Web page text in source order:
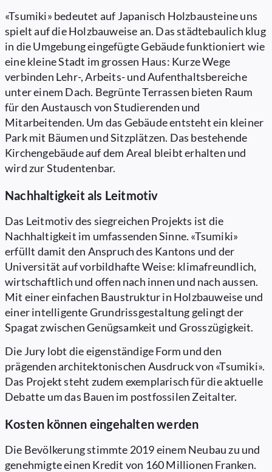
«Tsumiki» bedeutet auf Japanisch Holzbausteine uns
spielt auf die Holzbauweise an. Das städtebaulich klug
in die Umgebung eingefügte Gebäude funktioniert wie
eine kleine Stadt im grossen Haus: Kurze Wege
verbinden Lehr-, Arbeits- und Aufenthaltsbereiche
unter einem Dach. Begrünte Terrassen bieten Raum
für den Austausch von Studierenden und
Mitarbeitenden. Um das Gebäude entsteht ein kleiner
Park mit Bäumen und Sitzplätzen. Das bestehende
Kirchengebäude auf dem Areal bleibt erhalten und
wird zur Studentenbar.
Nachhaltigkeit als Leitmotiv
Das Leitmotiv des siegreichen Projekts ist die
Nachhaltigkeit im umfassenden Sinne. «Tsumiki»
erfüllt damit den Anspruch des Kantons und der
Universität auf vorbildhafte Weise: klimafreundlich,
wirtschaftlich und offen nach innen und nach aussen.
Mit einer einfachen Baustruktur in Holzbauweise und
einer intelligente Grundrissgestaltung gelingt der
Spagat zwischen Genügsamkeit und Grosszügigkeit.
Die Jury lobt die eigenständige Form und den
prägenden architektonischen Ausdruck von «Tsumiki».
Das Projekt steht zudem exemplarisch für die aktuelle
Debatte um das Bauen im postfossilen Zeitalter.
Kosten können eingehalten werden
Die Bevölkerung stimmte 2019 einem Neubau zu und
genehmigte einen Kredit von 160 Millionen Franken.